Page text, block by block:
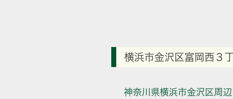
横浜市金沢区富岡西３
神奈川県横浜市金沢区周